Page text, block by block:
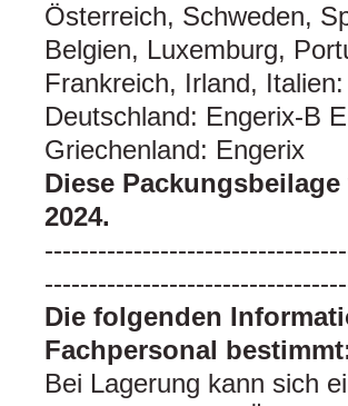
Österreich, Schweden,
Belgien, Luxemburg,
Frankreich, Irland,
Deutschland: Engerix-B
Griechenland: Engerix
Diese
2024.
Die folgenden
Fachpersonal
Bei Lagerung kann sich